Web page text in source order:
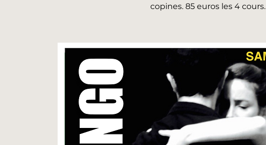
copines. 85 euros les 4 cours.